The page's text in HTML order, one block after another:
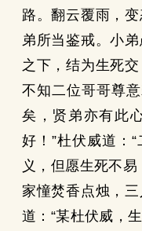
路。翻云覆雨，
弟所当鉴戒。小
之下，结为生死
不知二位哥哥尊
矣，贤弟亦有此
好！”杜伏威道：
义，但愿生死不
家憧焚香点烛，
道：“某杜伏威，